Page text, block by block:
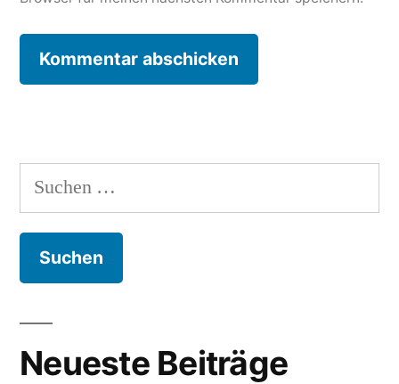
Suchen
nach:
Neueste Beiträge